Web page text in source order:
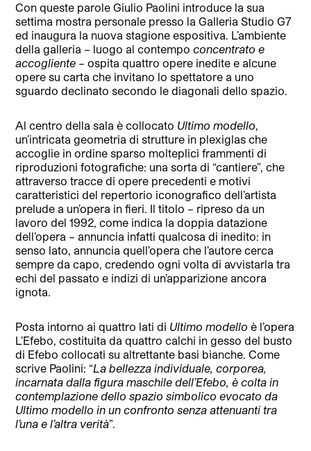
Con queste parole Giulio Paolini introduce la sua
settima mostra personale presso la Galleria Studio G7
ed inaugura la nuova stagione espositiva. L’ambiente
della galleria – luogo al contempoconcentrato e
accogliente – ospita quattro opere inedite e alcune
opere su carta che invitano lo spettatore a uno
sguardo declinato secondo le diagonali dello spazio.
Al centro della sala è collocato Ultimo modello,
un’intricata geometria di strutture in plexiglas che
accoglie in ordine sparso molteplici frammenti di
riproduzioni fotografiche: una sorta di “cantiere”, che
attraverso tracce di opere precedenti e motivi
caratteristici del repertorio iconografico dell’artista
prelude a un’opera in fieri. Il titolo – ripreso da un
lavoro del 1992, come indica la doppia datazione
dell’opera – annuncia infatti qualcosa di inedito: in
senso lato, annuncia quell’opera che l’autore cerca
sempre da capo, credendo ogni volta di avvistarla tra
echi del passato e indizi di un’apparizione ancora
ignota.
Posta intorno ai quattro lati di Ultimo modello è l’opera
L’Efebo, costituita da quattro calchi in gesso del busto
di Efebo collocati su altrettante basi bianche. Come
scrive Paolini: “La bellezza individuale, corporea,
incarnata dalla figura maschile dell’Efebo, è colta in
contemplazione dello spazio simbolico evocato da
Ultimo modello in un confronto senza attenuanti tra
l’una e l’altra verità”.